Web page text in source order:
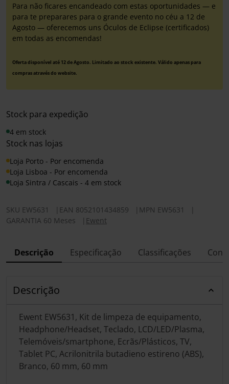
Para não ficares encandeado com estas oportunidades — e
para te preparares para o grande evento no céu a 12 de
Agosto — oferecemos uns Óculos de Eclipse (certificados)
em todas as encomendas!
Oferta disponível até 12 de Agosto. Limitado ao stock existente. Válido apenas para
compras através do website.
Stock para expedição
4 em stock
Stock nas lojas
Loja Porto - Por encomenda
Loja Lisboa - Por encomenda
Loja Sintra / Cascais - 4 em stock
SKU EW5631 EAN 8052101434859 MPN EW5631
GARANTIA 60 Meses
Ewent
Descrição Especificação Classificações
Descrição
Ewent EW5631, Kit de limpeza de equipamento,
Headphone/Headset, Teclado, LCD/LED/Plasma,
Telemóveis/smartphone, Ecrãs/Plásticos, TV,
Tablet PC, Acrilonitrila butadieno estireno (ABS),
Branco, 60 mm, 60 mm